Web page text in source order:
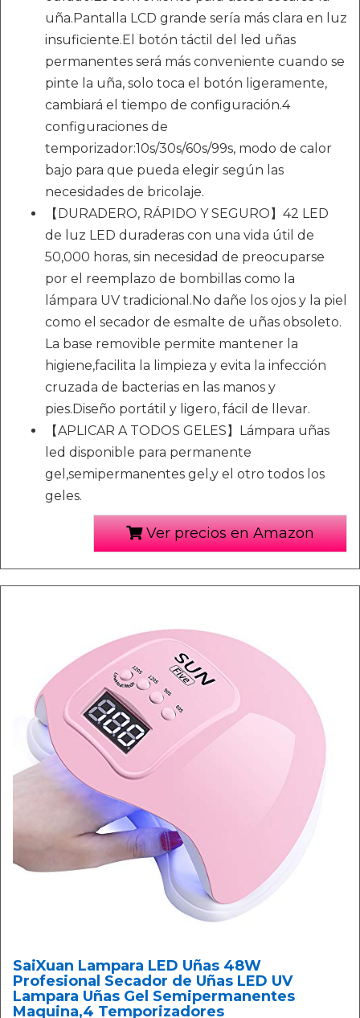
uña.Pantalla LCD grande sería más clara en luz
insuficiente.El botón táctil del led uñas
permanentes será más conveniente cuando se
pinte la uña, solo toca el botón ligeramente,
cambiará el tiempo de configuración.4
configuraciones de
temporizador:10s/30s/60s/99s, modo de calor
bajo para que pueda elegir según las
necesidades de bricolaje.
【DURADERO, RÁPIDO Y SEGURO】42 LED
de luz LED duraderas con una vida útil de
50,000 horas, sin necesidad de preocuparse
por el reemplazo de bombillas como la
lámpara UV tradicional.No dañe los ojos y la piel
como el secador de esmalte de uñas obsoleto.
La base removible permite mantener la
higiene,facilita la limpieza y evita la infección
cruzada de bacterias en las manos y
pies.Diseño portátil y ligero, fácil de llevar.
【APLICAR A TODOS GELES】Lámpara uñas
led disponible para permanente
gel,semipermanentes gel,y el otro todos los
geles.
Ver precios en Amazon
SaiXuan Lampara LED Uñas 48W
Profesional Secador de Uñas LED UV
Lampara Uñas Gel Semipermanentes
Maquina,4 Temporizadores